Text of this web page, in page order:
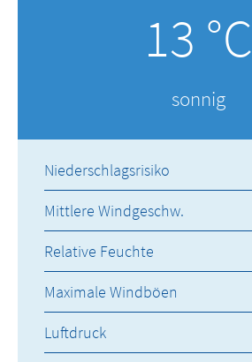
13 °C
sonnig
Niederschlagsrisiko
Mittlere Windgeschw.
Relative Feuchte
Maximale Windböen
Luftdruck